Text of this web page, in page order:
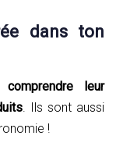
dans ton
comprendre leur
. Ils sont aussi
!